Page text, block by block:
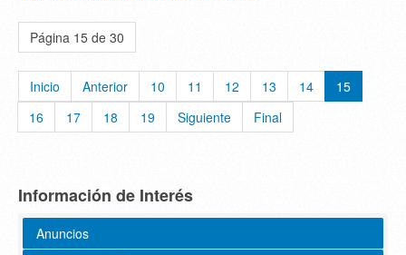
Página 15 de 30
Inicio Anterior 10 11 12 13 14
15
16
17 18 19 Siguiente Final
Información de Interés
Anuncios